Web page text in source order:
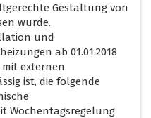
Gestaltung von
wurde.
und
ab 01.01.2018
externen
ist, die folgende
Wochentagsregelung